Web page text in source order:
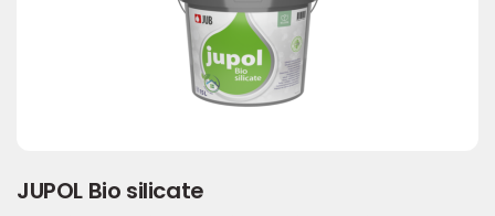
JUPOL Bio silicate